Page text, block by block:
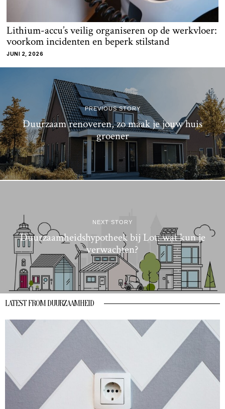
Lithium-accu’s veilig organiseren op de werkvloer:
voorkom incidenten en beperk stilstand
JUNI 2, 2026
PREVIOUS STORY
Duurzaam renoveren, zo maak je jouw huis
groener
NEXT STORY
Duurzaamheidshypotheek bij Lot: wat kun je
verwachten?
LATEST FROM DUURZAAMHEID